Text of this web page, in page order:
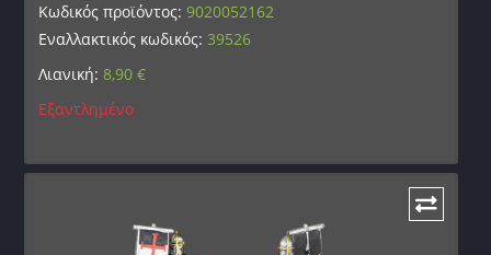
Κωδικός προϊόντος:9020052162
Εναλλακτικός κωδικός: 39526
Λιανική:8,90€
Εξαντλημένο